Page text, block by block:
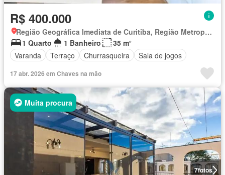
R$ 400.000
Região Geográfica Imediata de Curitiba, Região Metropolitana de Curitiba
1 Quarto
1 Banheiro
35 m²
Varanda
Terraço Churrasqueira Sala de jogos
17 abr. 2026 em Chaves na mão
7fotos
Muita procura